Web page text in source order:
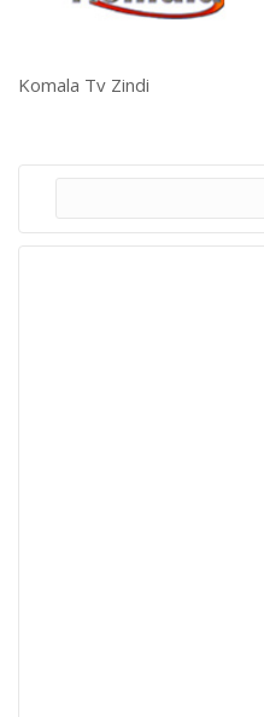
Komala Tv Zindi
Arama: